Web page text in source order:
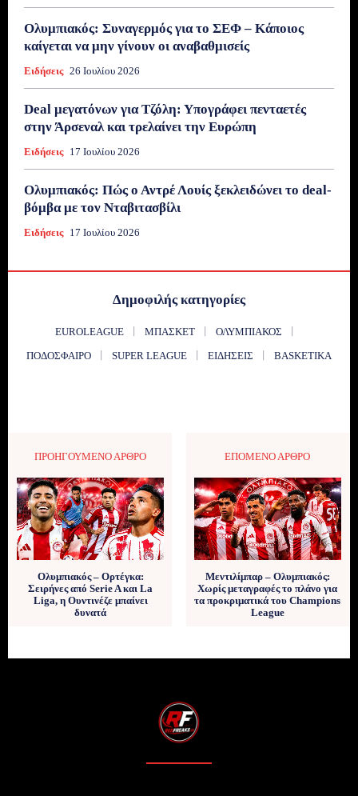
Ολυμπιακός: Συναγερμός για το ΣΕΦ – Κάποιος
καίγεται να μην γίνουν οι αναβαθμισείς
Ειδήσεις 26 Ιουλίου 2026
Deal μεγατόνων για Τζόλη: Υπογράφει πενταετές
στην Άρσεναλ και τρελαίνει την Ευρώπη
Ειδήσεις 17 Ιουλίου 2026
Ολυμπιακός: Πώς ο Αντρέ Λουίς ξεκλειδώνει το deal-
βόμβα με τον Νταβιτασβίλι
Ειδήσεις 17 Ιουλίου 2026
Δημοφιλής κατηγορίες
EUROLEAGUE ΜΠΆΣΚΕΤ
ΟΛΥΜΠΙΑΚΌΣ
ΠΟΔΌΣΦΑΙΡΟ
SUPER LEAGUE ΕΙΔΉΣΕΙΣ BASKETIKA
ΠΡΟΗΓΟΎΜΕΝΟ ΆΡΘΡΟ
Ολυμπιακός – Ορτέγκα:
Σειρήνες από Serie A και La
Liga, η Ουντινέζε μπαίνει
δυνατά
ΕΠΌΜΕΝΟ ΆΡΘΡΟ
Μεντιλίμπαρ – Ολυμπιακός:
Χωρίς μεταγραφές το πλάνο για
τα προκριματικά του Champions
League